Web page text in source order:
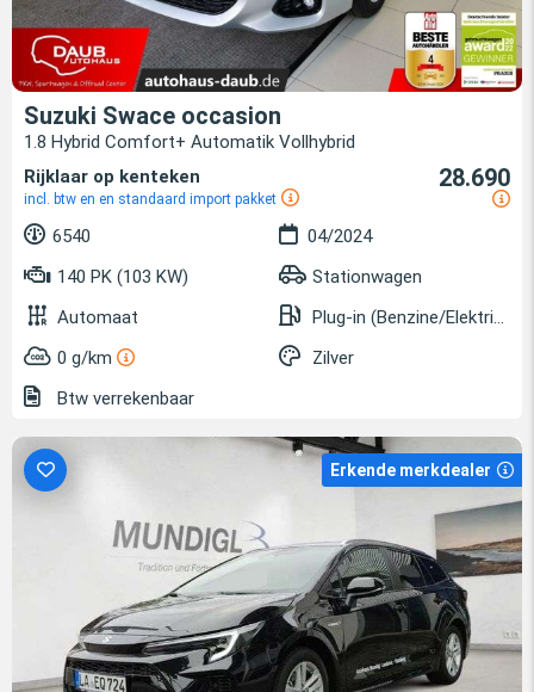
Suzuki Swace occasion
1.8 Hybrid Comfort+ Automatik Vollhybrid
Rijklaar op kenteken
incl. btw en en standaard import pakket
28.690
6540
04/2024
140 PK (103 KW)
Stationwagen
Automaat
Plug-in (Benzine/Elektrisch)
0 g/km
Zilver
Btw verrekenbaar
Erkende merkdealer